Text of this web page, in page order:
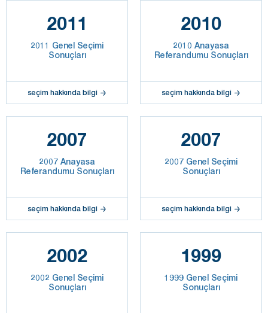
2011
2011 Genel Seçimi
Sonuçları
seçim hakkında bilgi
2010
2010 Anayasa
Referandumu Sonuçları
seçim hakkında bilgi
2007
2007 Anayasa
Referandumu Sonuçları
seçim hakkında bilgi
2007
2007 Genel Seçimi
Sonuçları
seçim hakkında bilgi
2002
2002 Genel Seçimi
Sonuçları
1999
1999 Genel Seçimi
Sonuçları